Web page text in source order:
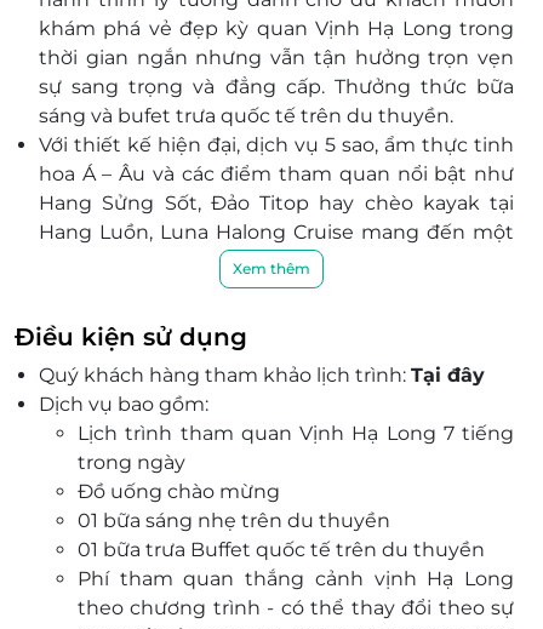
khám phá vẻ đẹp kỳ quan Vịnh Hạ Long trong
thời gian ngắn nhưng vẫn tận hưởng trọn vẹn
sự sang trọng và đẳng cấp. Thưởng thức bữa
sáng và bufet trưa quốc tế trên du thuyền.
Với thiết kế hiện đại, dịch vụ 5 sao, ẩm thực tinh
hoa Á – Âu và các điểm tham quan nổi bật như
Hang Sửng Sốt, Đảo Titop hay chèo kayak tại
Hang Luồn, Luna Halong Cruise mang đến một
ngày trải nghiệm đáng nhớ, kết hợp hoàn hảo
giữa thư giãn, khám phá và phong cách sống
sang trọng..
Sundeck đôi 360 độ: Không gian mở độc đáo
giúp du khách chiêm ngưỡng toàn cảnh Vịnh
Hạ Long từ mọi góc độ, tận hưởng vẻ đẹp hùng
vĩ của kỳ quan thiên nhiên này.
Bể bơi đáy kính ngoài trời: Luna Cruise sở hữu bể
bơi đáy kính ngoài trời đầu tiên tại Việt Nam,
mang đến cho bạn cảm giác thư giãn tuyệt vời
khi được ngâm mình trong làn nước trong vắt,
ngắm nhìn đại dương xanh thẳm.
Xem thêm
Điều kiện sử dụng
Quý khách hàng tham khảo lịch trình: Tại đây
Dịch vụ bao gồm:
Lịch trình tham quan Vịnh Hạ Long 7 tiếng
trong ngày
Đồ uống chào mừng
01 bữa sáng nhẹ trên du thuyền
01 bữa trưa Buffet quốc tế trên du thuyền
Phí tham quan thắng cảnh vịnh Hạ Long
theo chương trình - có thể thay đổi theo sự